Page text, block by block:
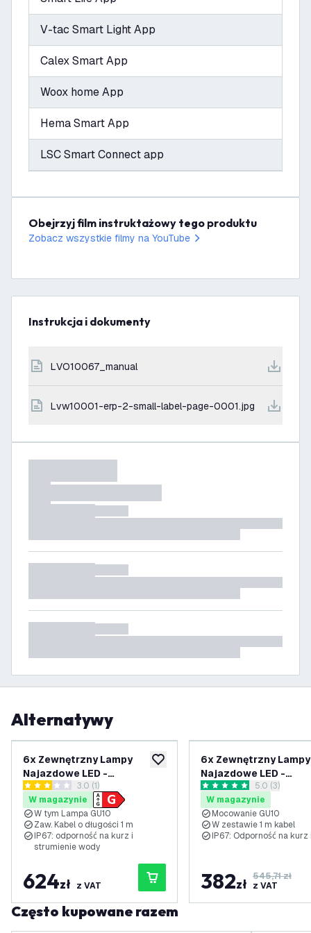
V-tac Smart Light App
Calex Smart App
Woox home App
Hema Smart App
LSC Smart Connect app
Obejrzyj film instruktażowy tego produktu
Zobacz wszystkie filmy na YouTube
Instrukcja i dokumenty
LVO10067_manual
lvw10001-erp-2-small-label-page-0001.jpg
Alternatywy
dodaj do listy życzeń
6x Zewnętrzny Lampy
Najazdowe LED -
Kwadratowy - Czarny - IP67
- 5W - RGBWW - Kabel
zasilający 1 metr
otwórz panel recenzji
3 Gwiazdki oceny
3.0 (1)
W magazynie
W tym Lampa GU10
Zaw. Kabel o długości 1 m
IP67: odporność na kurz i
strumienie wody
624zł z VAT
6x Zewnętrzny Lampy
Najazdowe LED -
Kwadratowy - Czarny
- Gniazdo GU10 -
zasilający 1 metr
otwórz panel
5 Gwiazdki oceny
5.0 (3)
W magazynie
Mocowanie GU10
W zestawie 1 m kabel
IP67: Odporność na
382zł 545,71 zł
z VAT
Często kupowane razem